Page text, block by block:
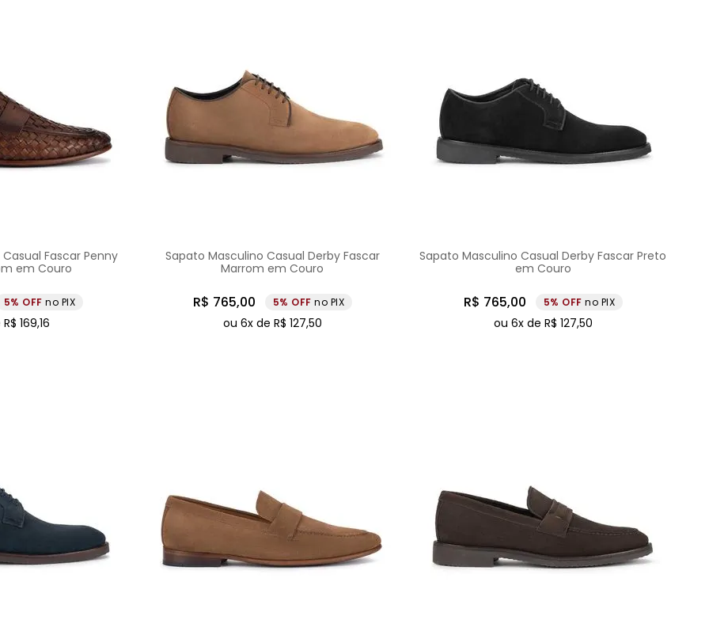
Fascar Penny
em Couro
5% no PIX
R$ 169,16
Sapato Masculino Casual Derby Fascar
Marrom em Couro
R$ 765,00 5% no PIX
ou 6x de R$ 127,50
Sapato Masculino Casual Derby Fascar Preto
em Couro
R$ 765,00 5% no PIX
ou 6x de R$ 127,50